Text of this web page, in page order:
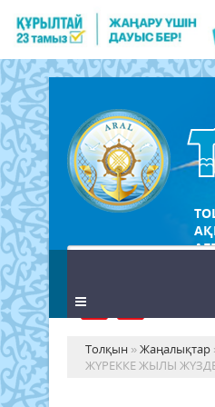
Толқын »Жаңалықтар
ЖҮРЕККЕ ЖЫЛЫ